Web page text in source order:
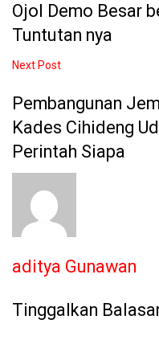
Ojol Demo Besar
Tuntutan nya
Next Post
Pembangunan
Kades Cihideng
Perintah Siapa
aditya Gunawan
Tinggalkan